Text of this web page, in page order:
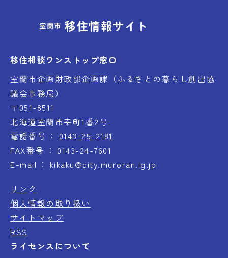
室蘭市 移住情報サイト
移住相談ワンストップ窓口
室蘭市企画財政部企画課（ふるさとの暮らし創出協
議会事務局）
〒051-8511
北海道室蘭市幸町1番2号
電話番号
0143-25-2181
FAX番号
0143-24-7601
E-mail
kikaku@city.muroran.lg.jp
リンク
個人情報の取り扱い
サイトマップ
RSS
ライセンスについて